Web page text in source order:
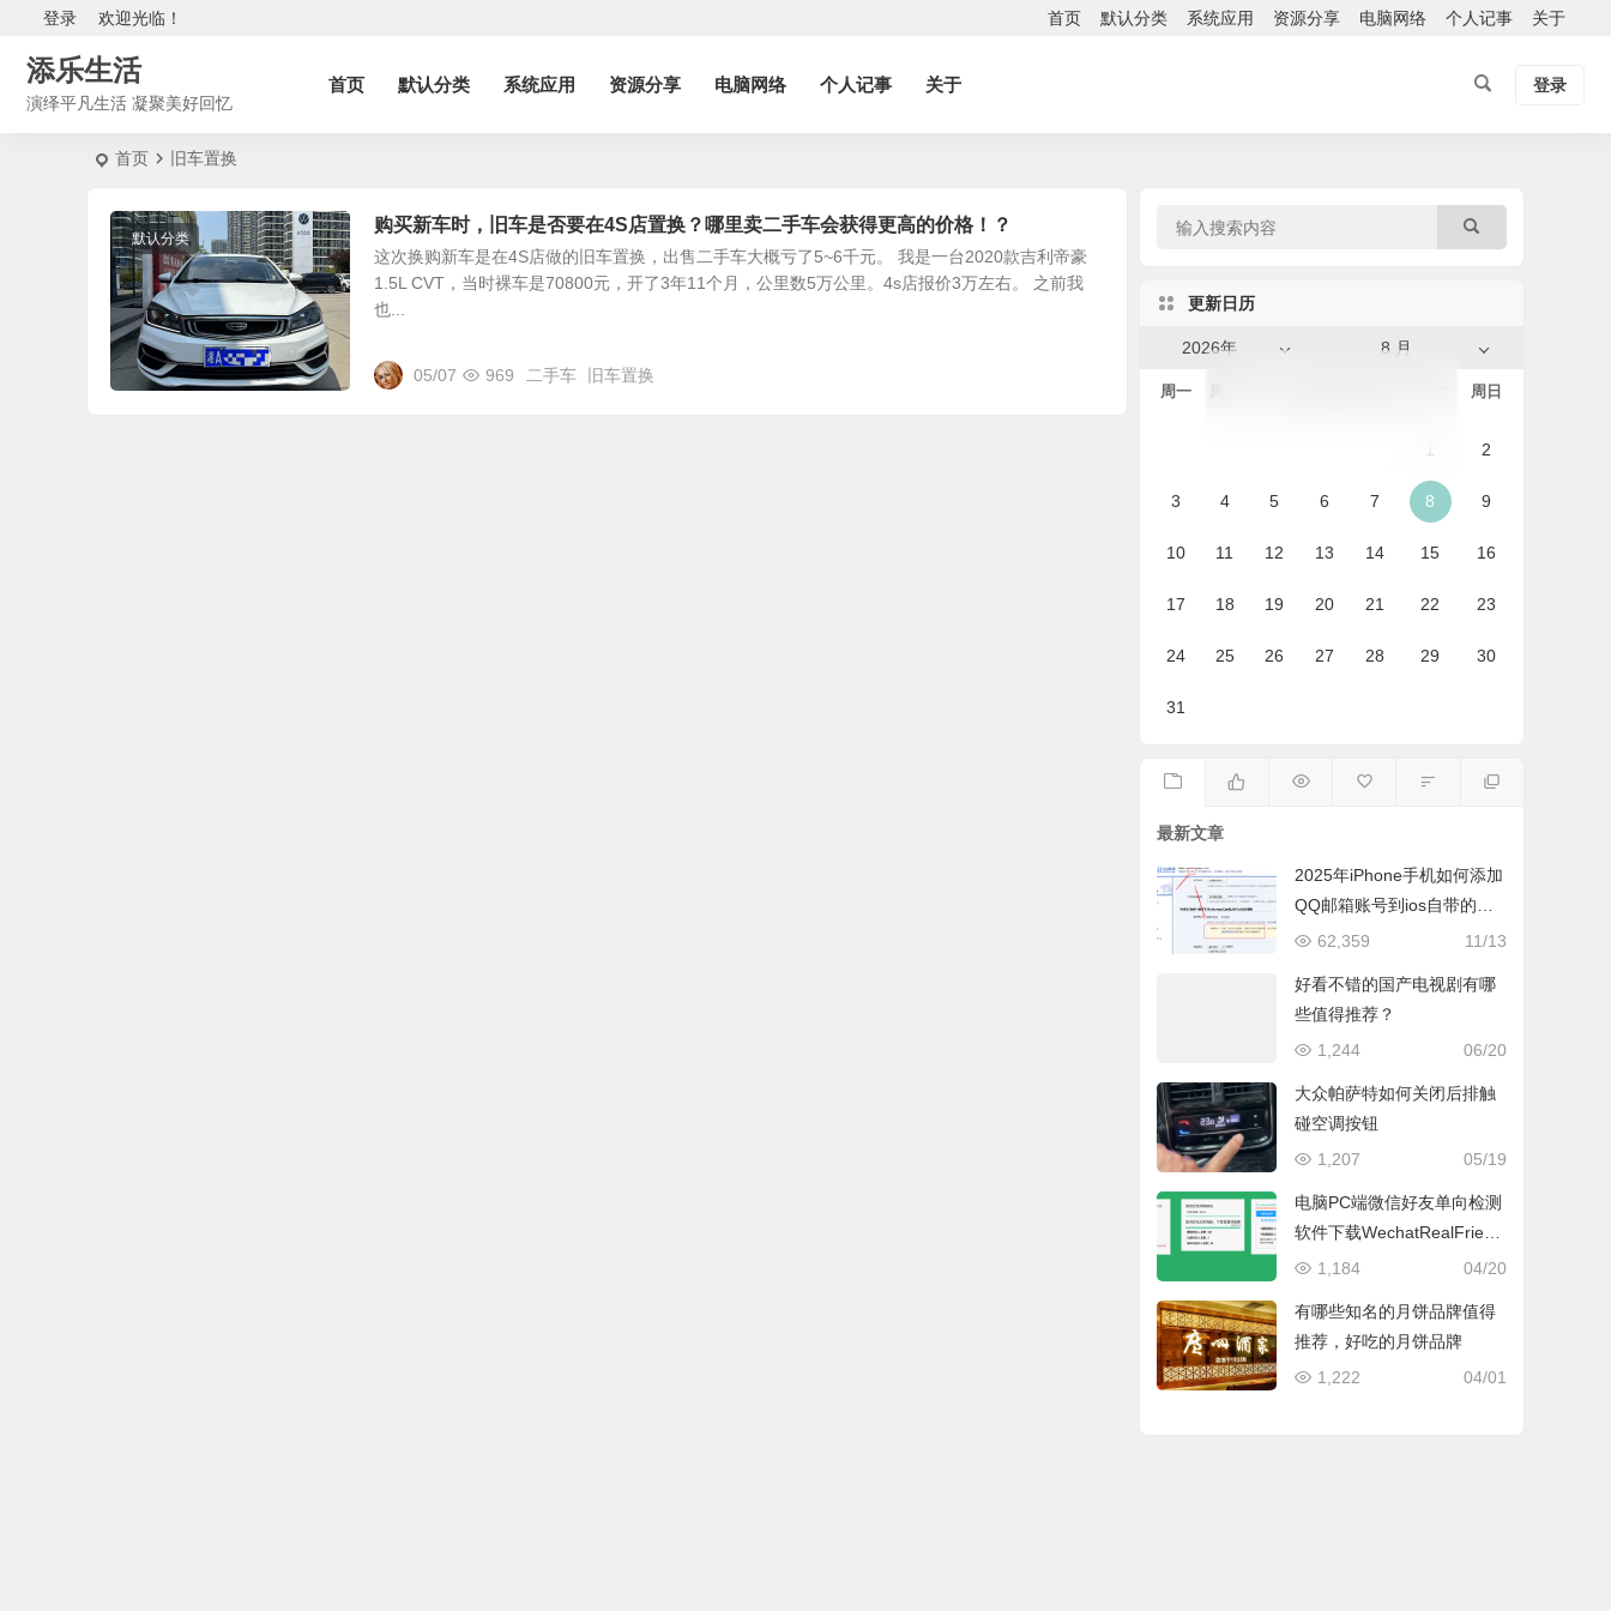
欢迎光临！
登录 首页 默认分类 系统应用 资源分享 电脑网络 个人记事 关于
添乐生活
演绎平凡生活 凝聚美好回忆
首页 默认分类 系统应用 资源分享 电脑网络 个人记事 关于 登录
首页 旧车置换
默认分类
购买新车时，旧车是否要在4S店置换？哪里卖二手车会获得更高的价格！？
这次换购新车是在4S店做的旧车置换，出售二手车大概亏了5~6千元。 我是一台2020款吉利帝豪
1.5L CVT，当时裸车是70800元，开了3年11个月，公里数5万公里。4s店报价3万左右。 之前我
也...
05/07 969 二手车 旧车置换
更新日历
8 月
2026年
周一 周日
2
3 4 5 6 7 8 9
10 11 12 13 14 15 16
17 18 19 20 21 22 23
24 25 26 27 28 29 30
31
最新文章
2025年iPhone手机如何添加
QQ邮箱账号到ios自带的邮
件App
11/13
62,359
好看不错的国产电视剧有哪
些值得推荐？
06/20
1,244
大众帕萨特如何关闭后排触
碰空调按钮
05/19
1,207
电脑PC端微信好友单向检测
软件下载WechatRealFriend
s_1.0.4
04/20
1,184
有哪些知名的月饼品牌值得
推荐，好吃的月饼品牌
04/01
1,222